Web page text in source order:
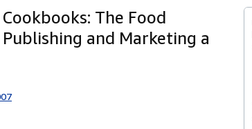
The Food
and Marketing a